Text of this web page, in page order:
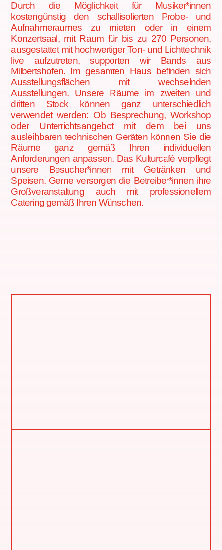
Durch die Möglichkeit für Musiker*innen
kostengünstig den schallisolierten Probe- und
Aufnahmeraumes zu mieten oder in einem
Konzertsaal, mit Raum für bis zu 270 Personen,
ausgestattet mit hochwertiger Ton- und Lichttechnik
live aufzutreten, supporten wir Bands aus
Milbertshofen. Im gesamten Haus befinden sich
Ausstellungsflächen mit wechselnden
Ausstellungen. Unsere Räume im zweiten und
dritten Stock können ganz unterschiedlich
verwendet werden: Ob Besprechung, Workshop
oder Unterrichtsangebot mit dem bei uns
ausleihbaren technischen Geräten können Sie die
Räume ganz gemäß Ihren individuellen
Anforderungen anpassen. Das Kulturcafé verpflegt
unsere Besucher*innen mit Getränken und
Speisen. Gerne versorgen die Betreiber*innen ihre
Großveranstaltung auch mit professionellem
Catering gemäß Ihren Wünschen.